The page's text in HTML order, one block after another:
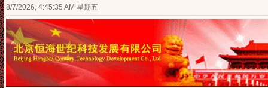
8/7/2026, 4:45:36 AM 星期五